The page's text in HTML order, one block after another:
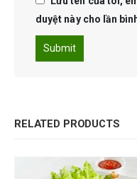
duyệt này cho lần
RELATED PRODUCTS